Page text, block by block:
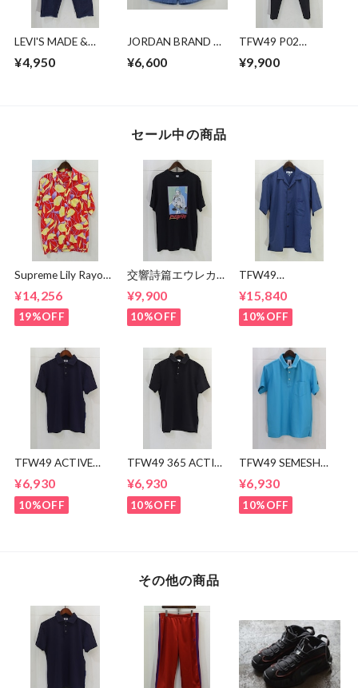
LEVI'S MADE &
DENIM CROPPED
¥4,950
JORDAN BRAND デ
¥6,600
TFW49 P02
¥9,900
セール中の商品
Supreme Lily Rayon
¥14,256
19%OFF
交響詩篇エウレカセ
MOSH
MISFITS"EUREKA"
TEE
¥9,900
10%OFF
TFW49
OPEN COLLAR
SHIRTS
¥15,840
10%OFF
TFW49 ACTIVE
¥6,930
10%OFF
TFW49 365 ACTIVE
¥6,930
10%OFF
TFW49 SEMESH
¥6,930
10%OFF
その他の商品